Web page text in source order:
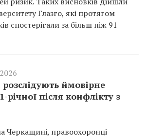
Глазго, які протягом
спостерігали за більш ніж 91
ймовірне
річної після конфлікту з
Черкащині, правоохоронці